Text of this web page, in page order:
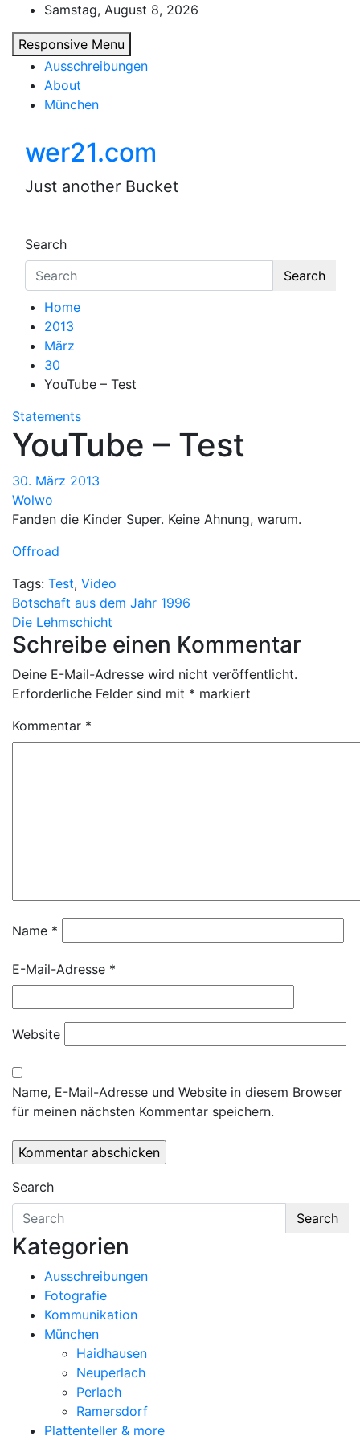
content
Samstag, August 8, 2026
Responsive Menu
Ausschreibungen
About
München
wer21.com
Just another Bucket
Search
Search
Home
2013
März
30
YouTube – Test
Statements
YouTube – Test
30. März 2013
Wolwo
Fanden die Kinder Super. Keine Ahnung, warum.
Offroad
Tags: Test, Video
Beitragsnavigation
Botschaft aus dem Jahr 1996
Die Lehmschicht
Schreibe einen Kommentar
Deine E-Mail-Adresse wird nicht veröffentlicht.
Erforderliche Felder sind mit * markiert
Kommentar *
Name *
E-Mail-Adresse *
Website
Name, E-Mail-Adresse und Website in diesem Browser
für meinen nächsten Kommentar speichern.
Search
Search
Kategorien
Ausschreibungen
Fotografie
Kommunikation
München
Haidhausen
Neuperlach
Perlach
Ramersdorf
Plattenteller & more